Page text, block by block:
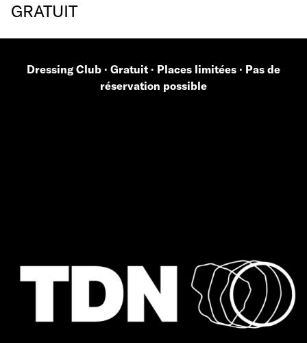
GRATUIT
Dressing Club · Gratuit · Places limitées · Pas de
réservation possible